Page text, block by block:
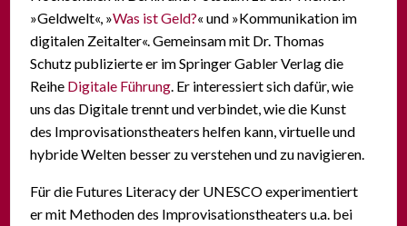
»Geldwelt«, »Was ist Geld?« und »Kommunikation im
digitalen Zeitalter«. Gemeinsam mit Dr. Thomas
Schutz publizierte er im Springer Gabler Verlag die
Reihe Digitale Führung. Er interessiert sich dafür, wie
uns das Digitale trennt und verbindet, wie die Kunst
des Improvisationstheaters helfen kann, virtuelle und
hybride Welten besser zu verstehen und zu navigieren.
Für die Futures Literacy der UNESCO experimentiert
er mit Methoden des Improvisationstheaters u.a. bei